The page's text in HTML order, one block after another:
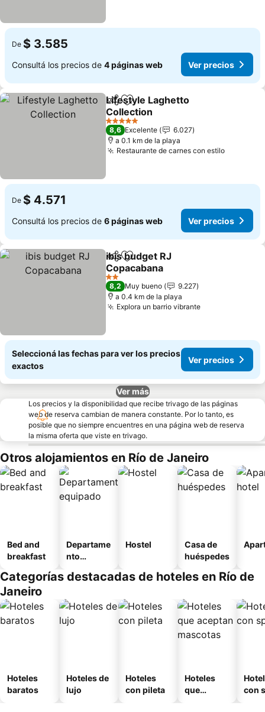
De $ 3.585
Consultá los precios de 4 páginas web Ver precios
CompartirAñadir a favoritos
Lifestyle Laghetto
Collection
Ver precios
5 Estrellas
8,6 Excelente
6.027
a 0.1 km de la playa
Restaurante de carnes con estiloVer
De $ 4.571
Consultá los precios de 6 páginas web Ver precios
CompartirAñadir a favoritos
ibis budget RJ
Copacabana
Ver precios
2 Estrellas
8,2 Muy bueno
9.227
a 0.4 km de la playa
Explora un barrio vibranteVer precios
Seleccioná las fechas para ver los precios
exactos
Ver precios
Ver más
Los precios y la disponibilidad que recibe trivago de las páginas
web de reserva cambian de manera constante. Por lo tanto, es
posible que no siempre encuentres en una página web de reserva
la misma oferta que viste en trivago.
Otros alojamientos en Río de Janeiro
Bed and
breakfast
Departame
nto
Hostel
Casa de
huéspedes
Categorías destacadas de hoteles en Río de
Janeiro
Hoteles
baratos
Hoteles de
lujo
Hoteles
con pileta
Hoteles
que
con